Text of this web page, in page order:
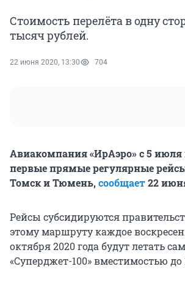
Стоимость перелёта в одну
тысяч рублей.
22 июня 2020, 13:30 704
Авиакомпания «ИрАэро» с 5 июля
первые прямые регулярные
Томск и Тюмень,сообщает22
Рейсы субсидируются
этому маршруту каждое
октября 2020 года будут летать
«Суперджет-100» вместимостью до